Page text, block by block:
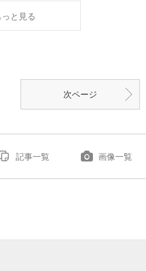
っと見る
次ページ
記事一覧 画像一覧